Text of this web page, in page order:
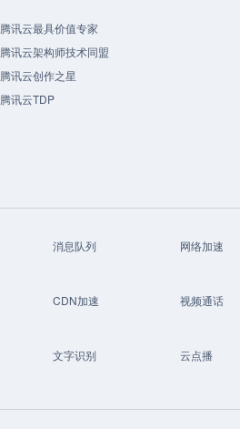
腾讯云最具价值专家
腾讯云架构师技术同盟
腾讯云创作之星
腾讯云TDP
消息队列 网络加速
CDN加速 视频通话
文字识别 云点播